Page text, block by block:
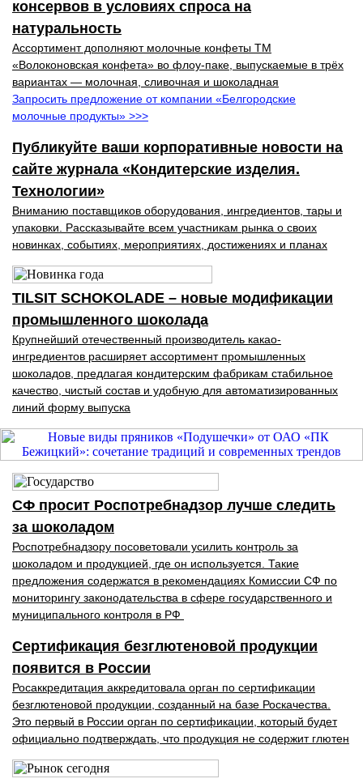
консервов в условиях спроса на
натуральность
Ассортимент дополняют молочные конфеты ТМ
«Волоконовская конфета» во флоу-паке, выпускаемые в трёх
вариантах — молочная, сливочная и шоколадная
Запросить предложение от компании «Белгородские
молочные продукты» >>>
Публикуйте ваши корпоративные новости на
сайте журнала «Кондитерские изделия.
Технологии»
Вниманию поставщиков оборудования, ингредиентов, тары и
упаковки. Рассказывайте всем участникам рынка о своих
новинках, событиях, мероприятиях, достижениях и планах
TILSIT SCHOKOLADE – новые модификации
промышленного шоколада
Крупнейший отечественный производитель какао-
ингредиентов расширяет ассортимент промышленных
шоколадов, предлагая кондитерским фабрикам стабильное
качество, чистый состав и удобную для автоматизиро­ванных
линий форму выпуска
СФ просит Роспотребнадзор лучше следить
за шоколадом
Роспотребнадзору посоветовали усилить контроль за
шоколадом и продукцией, где он используется. Такие
предложения содержатся в рекомендациях Комиссии СФ по
мониторингу законодательства в сфере государственного и
муниципального контроля в РФ
Сертификация безглютеновой продукции
появится в России
Росаккредитация аккредитовала орган по сертификации
безглютеновой продукции, созданный на базе Роскачества.
Это первый в России орган по сертификации, который будет
официально подтверждать, что продукция не содержит глютен